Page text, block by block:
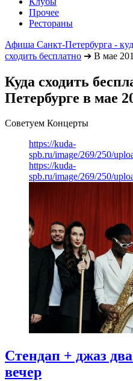
Прочее
Рестораны
Афиша Санкт-Петербурга -
сходить бесплатно ➔ В мае
Куда сходить
Петербурге в мае
Советуем Концерты
https://kuda-
spb.ru/image/269/250/
https://kuda-
spb.ru/image/269/250/
Стендап + джаз
вечер